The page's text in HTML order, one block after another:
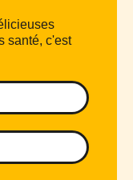
santé, c'est